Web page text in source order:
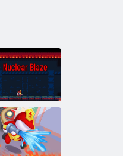
Ядерний
пожежа